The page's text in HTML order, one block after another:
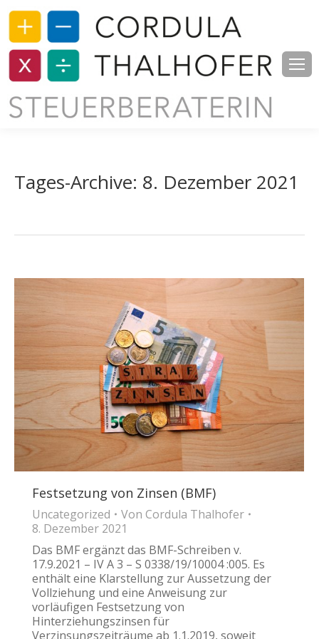
Tages-Archive: 8. Dezember 2021
Festsetzung von Zinsen (BMF)
Uncategorized Von Cordula Thalhofer
8. Dezember 2021
Das BMF ergänzt das BMF-Schreiben v.
17.9.2021 – IV A 3 – S 0338/19/10004 :005. Es
enthält eine Klarstellung zur Aussetzung der
Vollziehung und eine Anweisung zur
vorläufigen Festsetzung von
Hinterziehungszinsen für
Verzinsungszeiträume ab 1.1.2019, soweit